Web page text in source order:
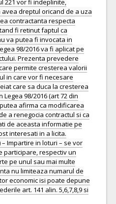
221 vor fi indeplinite,
dreptul oricand de a uza
contractanta respecta
fi retinut faptul ca
va putea fi invocata in
98/2016 va fi aplicat pe
Prezenta prevedere
permite cresterea valorii
in care vor fi necesare
care sa duca la cresterea
Legea 98/2016 (art 72 din
afirma ca modificarea
a renegocia contractul si ca
de aceasta informatie pe
interesati in a licita.
– Impartire in loturi – se vor
participare, respectiv un
pe unul sau mai multe
nu limiteaza numarul de
economic isi poate depune
art. 141 alin. 5,6,7,8,9 si